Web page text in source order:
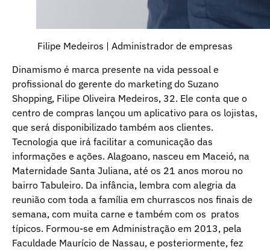
Filipe Medeiros | Administrador de empresas
Dinamismo é marca presente na vida pessoal e
profissional do gerente do marketing do Suzano
Shopping, Filipe Oliveira Medeiros, 32. Ele conta que o
centro de compras lançou um aplicativo para os lojistas,
que será disponibilizado também aos clientes.
Tecnologia que irá facilitar a comunicação das
informações e ações. Alagoano, nasceu em Maceió, na
Maternidade Santa Juliana, até os 21 anos morou no
bairro Tabuleiro. Da infância, lembra com alegria da
reunião com toda a família em churrascos nos finais de
semana, com muita carne e também com os pratos
típicos. Formou-se em Administração em 2013, pela
Faculdade Maurício de Nassau, e posteriormente, fez